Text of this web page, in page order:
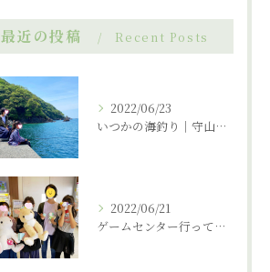
最近の投稿 Recent Posts
2022/06/23
いつかの海釣り｜守山市の放課後デイサービス
2022/06/21
ゲームセンター行ってきました。｜守山市の放課後デイサービス